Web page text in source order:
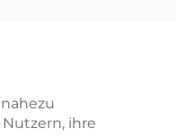
ihre